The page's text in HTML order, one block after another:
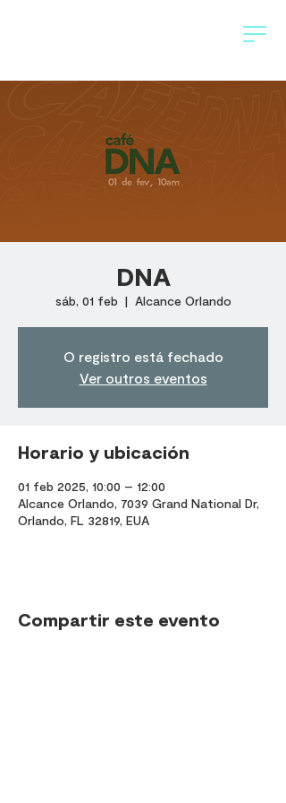
DNA
sáb, 01 feb
  |
Alcance Orlando
O registro está fechado
Ver outros eventos
Horario y ubicación
01 feb 2025, 10:00 – 12:00
Alcance Orlando, 7039 Grand National Dr,
Orlando, FL 32819, EUA
Compartir este evento